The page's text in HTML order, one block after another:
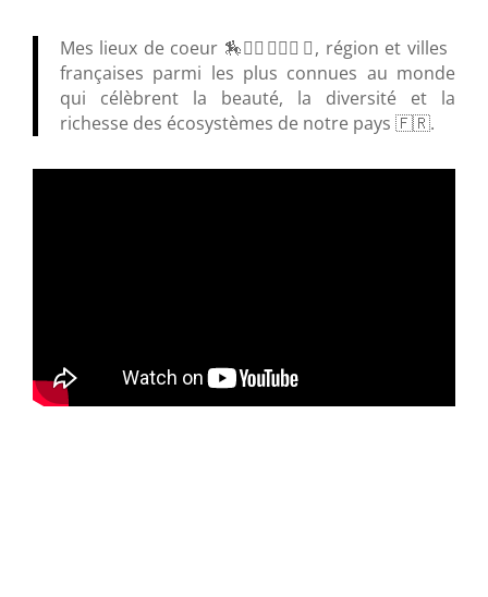
Mes lieux de coeur 🏇🧗‍♂️⛷️🏊‍♀️⛵️, région et villes
françaises parmi les plus connues au monde
qui célèbrent la beauté, la diversité et la
richesse des écosystèmes de notre pays 🇫🇷.